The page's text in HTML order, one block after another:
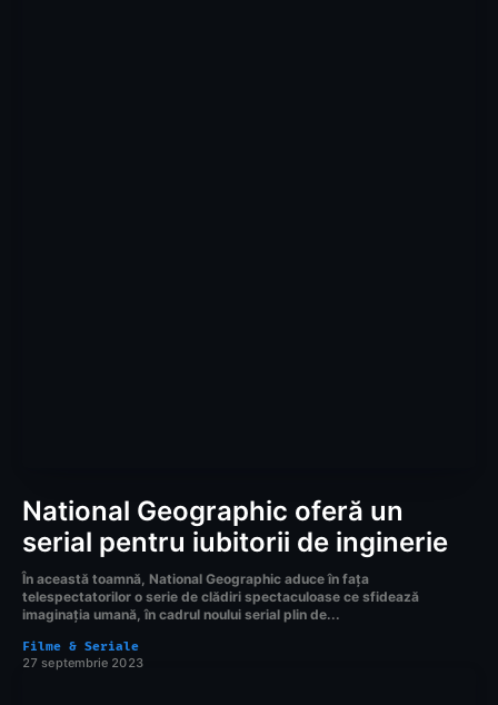
National Geographic oferă un
serial pentru iubitorii de inginerie
În această toamnă, National Geographic aduce în fața
telespectatorilor o serie de clădiri spectaculoase ce sfidează
imaginația umană, în cadrul noului serial plin de...
Filme & Seriale
27 septembrie 2023